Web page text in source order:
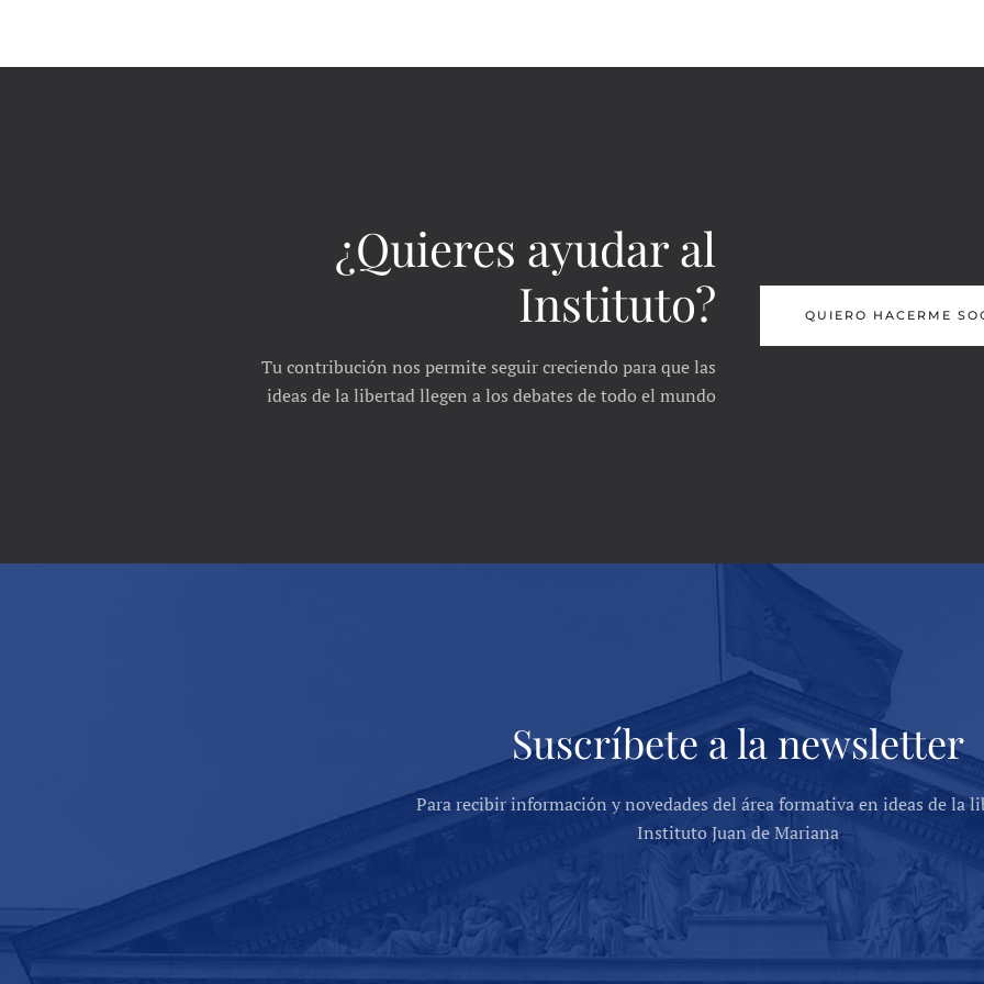
¿Quieres ayudar al
Instituto?
Tu contribución nos permite seguir creciendo para que las
ideas de la libertad llegen a los debates de todo el mundo
QUIERO HACERME
Suscríbete a la newsletter
Para recibir información y novedades del área formativa en ideas de la
Instituto Juan de Mariana